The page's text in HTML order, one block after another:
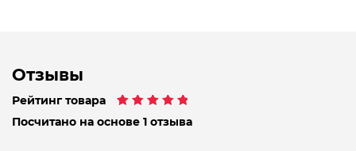
Отзывы
Рейтинг товара
Рейтинг 5.00
из 5 на основе
Посчитано на основе 1 отзыва